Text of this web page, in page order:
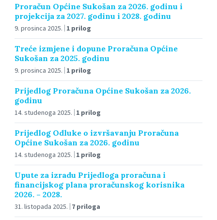
Proračun Općine Sukošan za 2026. godinu i
projekcija za 2027. godinu i 2028. godinu
9. prosinca 2025. 1 prilog
Treće izmjene i dopune Proračuna Općine
Sukošan za 2025. godinu
9. prosinca 2025. 1 prilog
Prijedlog Proračuna Općine Sukošan za 2026.
godinu
14. studenoga 2025. 1 prilog
Prijedlog Odluke o izvršavanju Proračuna
Općine Sukošan za 2026. godinu
14. studenoga 2025. 1 prilog
Upute za izradu Prijedloga proračuna i
financijskog plana proračunskog korisnika
2026. – 2028.
31. listopada 2025. 7 priloga